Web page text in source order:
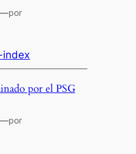
por
index
por el PSG
por